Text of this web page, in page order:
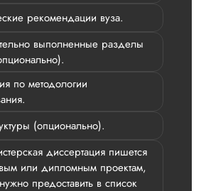
рекомендации вуза.
выполненные разделы
по методологии
(опционально).
диссертация пишется
или дипломным проектам,
предоставить в список
диссертации
Дата:2026-05-01
но результат того
Во-первых, нет
в оформлении, во-